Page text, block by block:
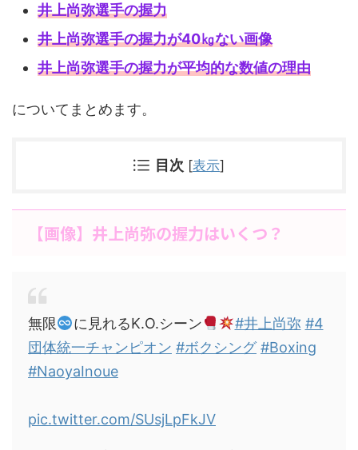
井上尚弥選手の握力
井上尚弥選手の握力が40㎏ない画像
井上尚弥選手の握力が平均的な数値の理由
についてまとめます。
目次 [表示]
【画像】井上尚弥の握力はいくつ？
無限 に見れるK.O.シーン #井上尚弥 #4
団体統一チャンピオン #ボクシング #Boxing
#NaoyaInoue
pic.twitter.com/SUsjLpFkJV